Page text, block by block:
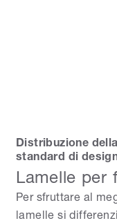
Distribuzione
standard di
Lamelle per
Per sfruttare al
lamelle si